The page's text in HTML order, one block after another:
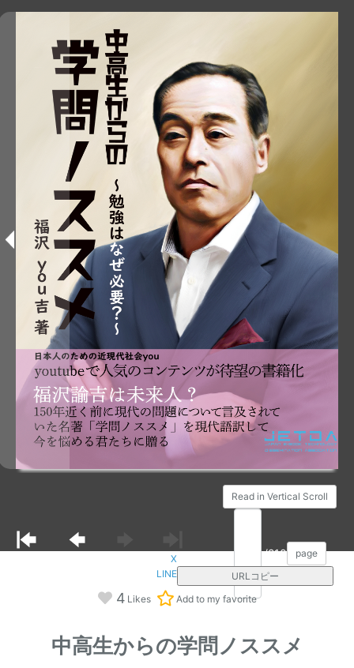
Read in Vertical Scroll
/210 page
X
LINE
URLコピー
4 Likes Add to my favorite
中高生からの学問ノススメ